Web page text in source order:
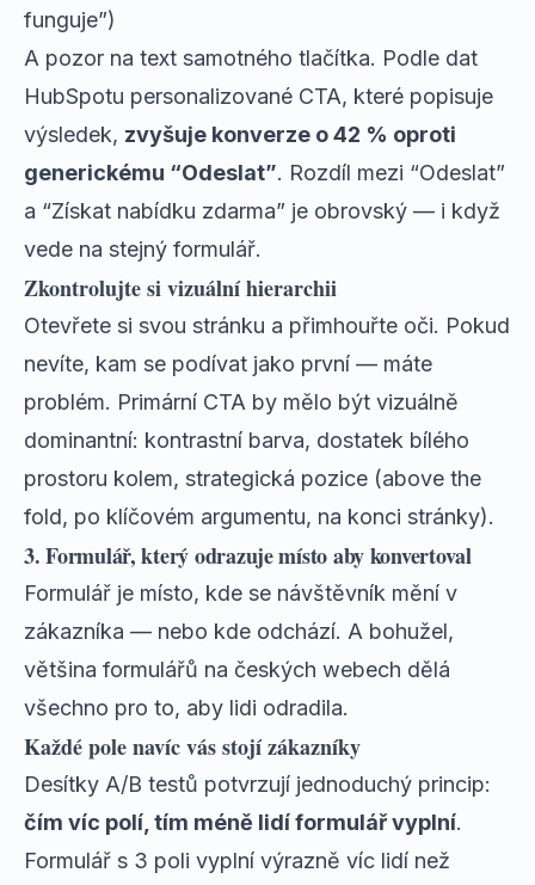
funguje”)
A pozor na text samotného tlačítka. Podle dat
HubSpotu personalizované CTA, které popisuje
výsledek, zvyšuje konverze o 42 % oproti
generickému “Odeslat”. Rozdíl mezi “Odeslat”
a “Získat nabídku zdarma” je obrovský — i když
vede na stejný formulář.
Zkontrolujte si vizuální hierarchii
Otevřete si svou stránku a přimhouřte oči. Pokud
nevíte, kam se podívat jako první — máte
problém. Primární CTA by mělo být vizuálně
dominantní: kontrastní barva, dostatek bílého
prostoru kolem, strategická pozice (above the
fold, po klíčovém argumentu, na konci stránky).
3. Formulář, který odrazuje místo aby konvertoval
Formulář je místo, kde se návštěvník mění v
zákazníka — nebo kde odchází. A bohužel,
většina formulářů na českých webech dělá
všechno pro to, aby lidi odradila.
Každé pole navíc vás stojí zákazníky
Desítky A/B testů potvrzují jednoduchý princip:
čím víc polí, tím méně lidí formulář vyplní.
Formulář s 3 poli vyplní výrazně víc lidí než